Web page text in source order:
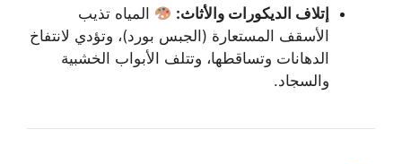
إتلاف الديكورات والأثاث:
المياه تذيب
الأسقف المستعارة (الجبس بورد)، وتؤدي لانتفاخ
الدهانات وتساقطها، وتتلف الأبواب الخشبية
والسجاد.